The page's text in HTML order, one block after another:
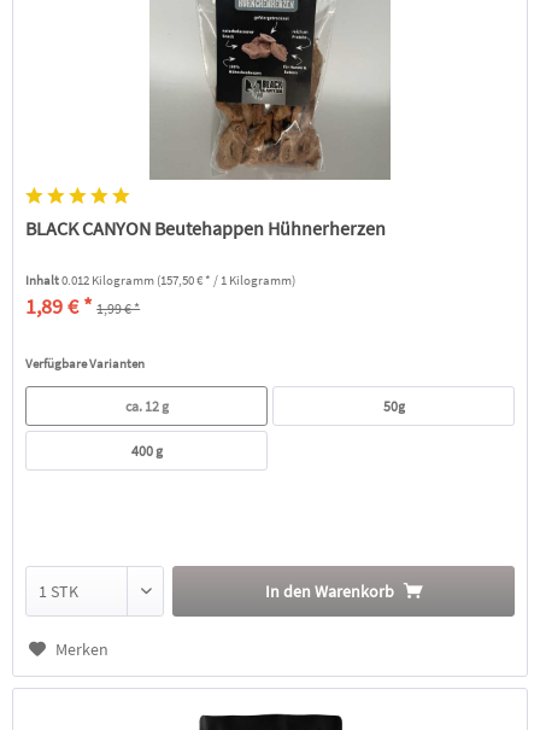
BLACK CANYON Beutehappen Hühnerherzen
Inhalt0.012 Kilogramm (157,50 € * / 1 Kilogramm)
1,89 € * 1,99 € *
Verfügbare Varianten
ca. 12 g 50g
400 g
In den Warenkorb
Merken